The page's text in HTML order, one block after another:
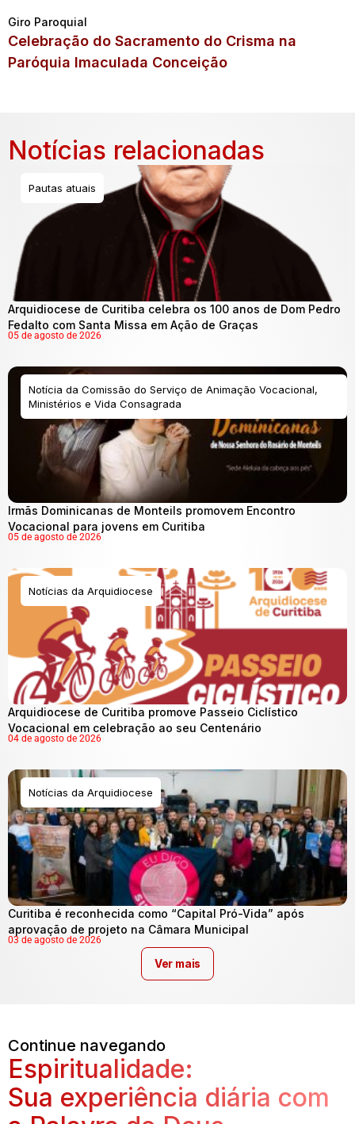
Giro Paroquial
Celebração do Sacramento do Crisma na
Paróquia Imaculada Conceição
Notícias relacionadas
Pautas atuais
Arquidiocese de Curitiba celebra os 100 anos de Dom Pedro
Fedalto com Santa Missa em Ação de Graças
05 de agosto de 2026
Notícia da Comissão do Serviço de Animação Vocacional,
Ministérios e Vida Consagrada
Irmãs Dominicanas de Monteils promovem Encontro
Vocacional para jovens em Curitiba
05 de agosto de 2026
Notícias da Arquidiocese
Arquidiocese de Curitiba promove Passeio Ciclístico
Vocacional em celebração ao seu Centenário
04 de agosto de 2026
Notícias da Arquidiocese
Curitiba é reconhecida como “Capital Pró-Vida” após
aprovação de projeto na Câmara Municipal
03 de agosto de 2026
Ver mais
Continue navegando
Espiritualidade:
Sua experiência diária com